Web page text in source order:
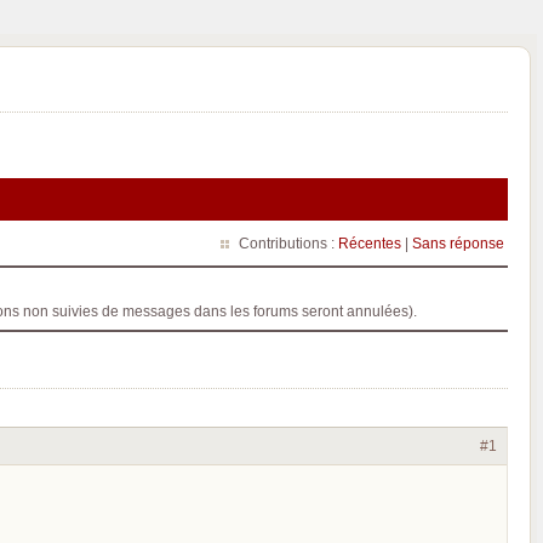
Contributions : Récentes | Sans réponse
non suivies de messages dans les forums seront annulées).
#1